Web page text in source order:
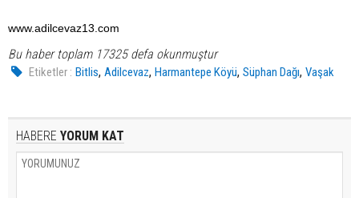
www.adilcevaz13.com
Bu haber toplam 17325 defa okunmuştur
Etiketler : Bitlis,Adilcevaz,Harmantepe Köyü,Süphan Dağı,Vaşak
HABERE YORUM KAT